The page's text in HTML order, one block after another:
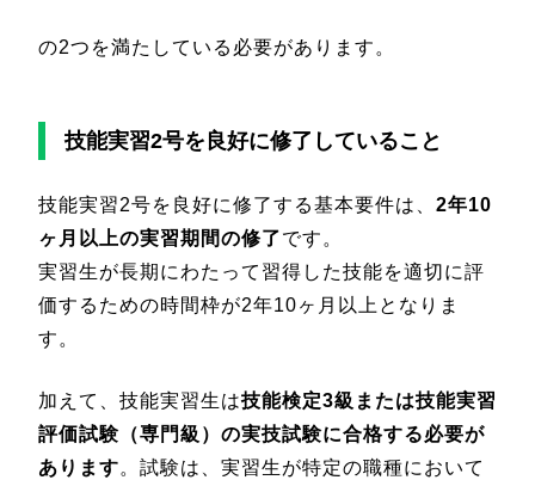
の2つを満たしている必要があります。
技能実習2号を良好に修了していること
技能実習2号を良好に修了する基本要件は、 2年10
ヶ月以上の実習期間の修了です。
実習生が長期にわたって習得した技能を適切に評
価するための時間枠が2年10ヶ月以上となりま
す。
加えて、技能実習生は技能検定3級または技能実習
評価試験（専門級）の実技試験に合格する必要が
あります。試験は、実習生が特定の職種において